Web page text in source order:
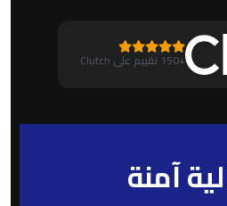
+150 تقييم على Clutch
آمنة